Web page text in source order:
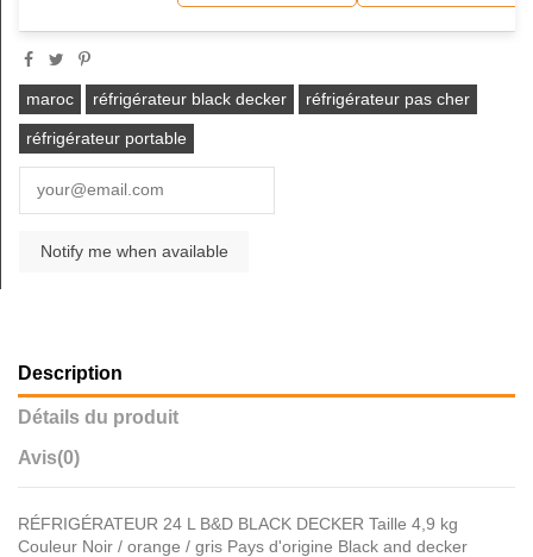
maroc réfrigérateur black decker réfrigérateur pas cher
réfrigérateur portable
Description
Détails du produit
Avis(0)
RÉFRIGÉRATEUR 24 L B&D BLACK DECKER Taille 4,9 kg
Couleur Noir / orange / gris Pays d'origine Black and decker